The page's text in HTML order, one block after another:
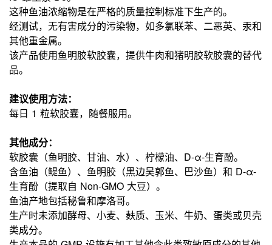
这种鱼油浓缩物是在严格的质量控制标准下生产的。
经测试，无有害成分的污染物，如多氯联苯、二恶英、汞和
其他重金属。
该产品使用鱼明胶软胶囊，提供牛肉和猪明胶软胶囊的替代
品。
建议使用方法：
每日 1 粒软胶囊，随餐服用。
其他成分：
软胶囊（鱼明胶、甘油、水）、柠檬油、D-α-生育酚。
含鱼油（鳀鱼）、鱼明胶（黑边吴郭鱼、巴沙鱼）和 D-α-
生育酚（提取自 Non-GMO 大豆）。
鱼油产地包括秘鲁和摩洛哥。
生产时未添加酵母、小麦、麸质、玉米、牛奶、蛋类或贝壳
类成分。